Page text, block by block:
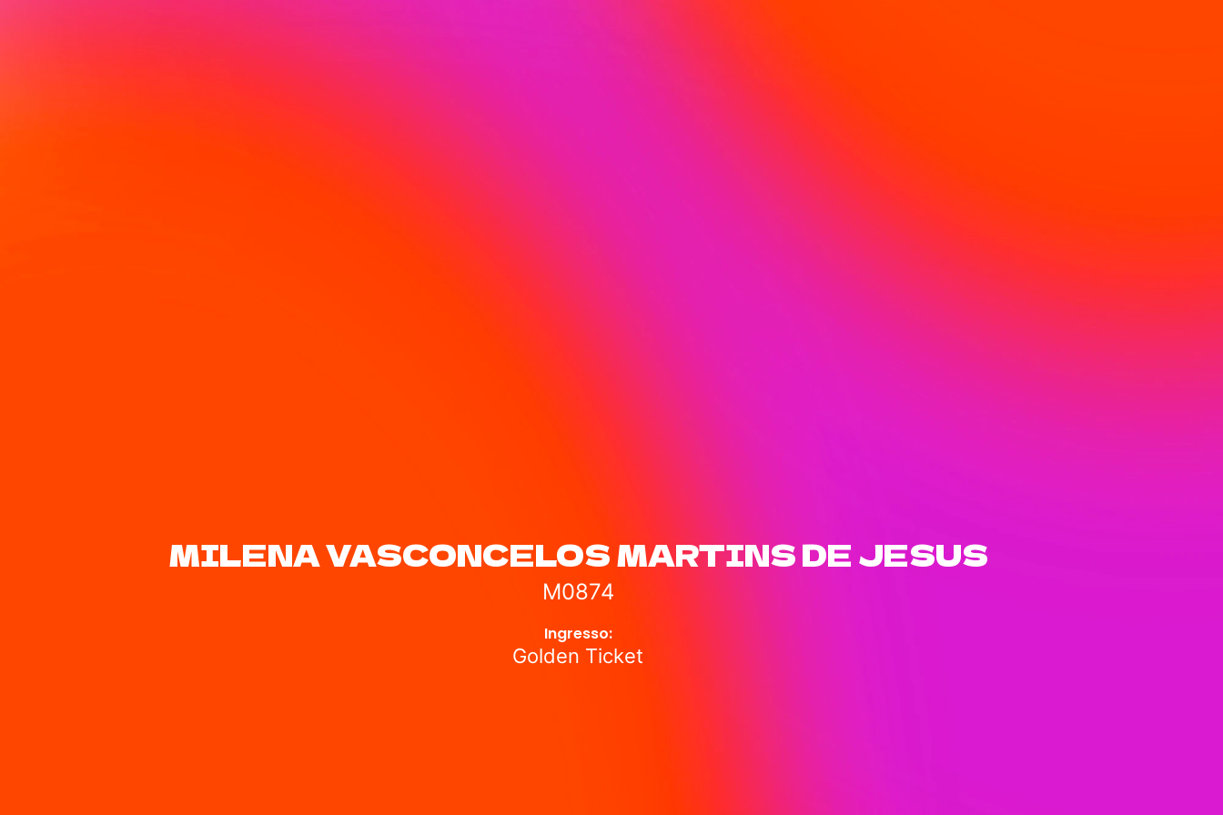
MILENA VASCONCELOS MARTINS DE JESUS
M0874
Ingresso:
Golden Ticket